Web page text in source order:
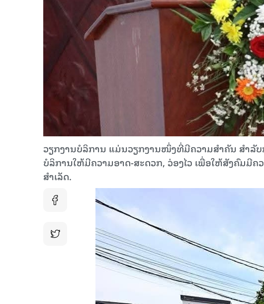
ວຽກງານບໍລິການ ແມ່ນວຽກງານໜຶ່ງທີ່ມີຄວາມສໍາຄັນ ສໍາລັບ
ບໍລິການໃຫ້ມີຄວາມອາດ-ສະດວກ, ວ່ອງໄວ ເພື່ອໃຫ້ສັງຄົມມີ
ສໍາເລັດ.